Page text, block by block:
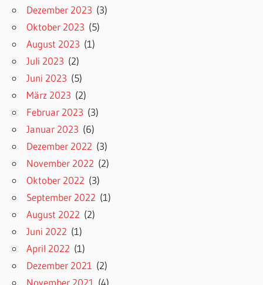
Dezember 2023 (3)
Oktober 2023 (5)
August 2023 (1)
Juli 2023 (2)
Juni 2023 (5)
März 2023 (2)
Februar 2023 (3)
Januar 2023 (6)
Dezember 2022 (3)
November 2022 (2)
Oktober 2022 (3)
September 2022 (1)
August 2022 (2)
Juni 2022 (1)
April 2022 (1)
Dezember 2021 (2)